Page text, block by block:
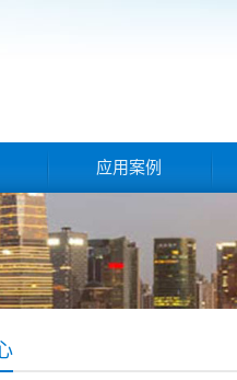
应用案例